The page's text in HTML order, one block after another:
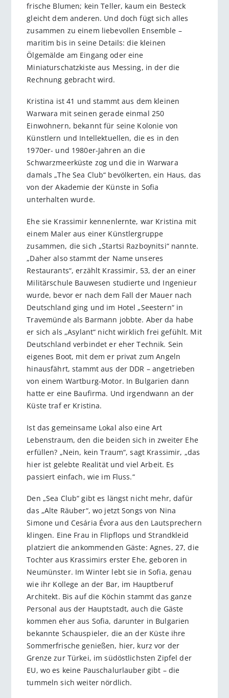
frische Blumen; kein Teller, kaum ein Besteck
gleicht dem anderen. Und doch fügt sich alles
zusammen zu einem liebevollen Ensemble –
maritim bis in seine Details: die kleinen
Ölgemälde am Eingang oder eine
Miniaturschatzkiste aus Messing, in der die
Rechnung gebracht wird.
Kristina ist 41 und stammt aus dem kleinen
Warwara mit seinen gerade einmal 250
Einwohnern, bekannt für seine Kolonie von
Künstlern und Intellektuellen, die es in den
1970er- und 1980er-Jahren an die
Schwarzmeerküste zog und die in Warwara
damals „The Sea Club“ bevölkerten, ein Haus, das
von der Akademie der Künste in Sofia
unterhalten wurde.
Ehe sie Krassimir kennenlernte, war Kristina mit
einem Maler aus einer Künstlergruppe
zusammen, die sich „Startsi Razboynitsi“ nannte.
„Daher also stammt der Name unseres
Restaurants“, erzählt Krassimir, 53, der an einer
Militärschule Bauwesen studierte und Ingenieur
wurde, bevor er nach dem Fall der Mauer nach
Deutschland ging und im Hotel „Seestern“ in
Travemünde als Barmann jobbte. Aber da habe
er sich als „Asylant“ nicht wirklich frei gefühlt. Mit
Deutschland verbindet er eher Technik. Sein
eigenes Boot, mit dem er privat zum Angeln
hinausfährt, stammt aus der DDR – angetrieben
von einem Wartburg-Motor. In Bulgarien dann
hatte er eine Baufirma. Und irgendwann an der
Küste traf er Kristina.
Ist das gemeinsame Lokal also eine Art
Lebenstraum, den die beiden sich in zweiter Ehe
erfüllen? „Nein, kein Traum“, sagt Krassimir, „das
hier ist gelebte Realität und viel Arbeit. Es
passiert einfach, wie im Fluss.“
Den „Sea Club“ gibt es längst nicht mehr, dafür
das „Alte Räuber“, wo jetzt Songs von Nina
Simone und Cesária Évora aus den Lautsprechern
klingen. Eine Frau in Flipflops und Strandkleid
platziert die ankommenden Gäste: Agnes, 27, die
Tochter aus Krassimirs erster Ehe, geboren in
Neumünster. Im Winter lebt sie in Sofia, genau
wie ihr Kollege an der Bar, im Hauptberuf
Architekt. Bis auf die Köchin stammt das ganze
Personal aus der Hauptstadt, auch die Gäste
kommen eher aus Sofia, darunter in Bulgarien
bekannte Schauspieler, die an der Küste ihre
Sommerfrische genießen, hier, kurz vor der
Grenze zur Türkei, im südöstlichsten Zipfel der
EU, wo es keine Pauschalurlauber gibt – die
tummeln sich weiter nördlich.